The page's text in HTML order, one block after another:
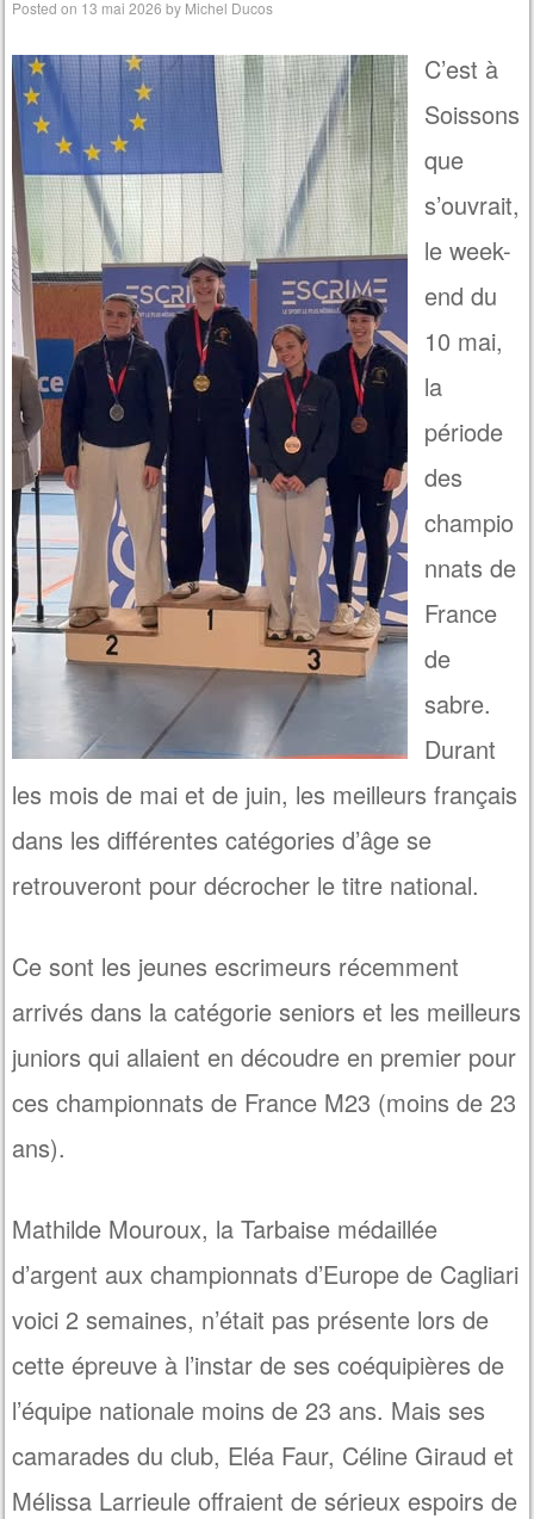
Posted on 13 mai 2026 by Michel Ducos
C’est à
Soissons
que
s’ouvrait,
le week-
end du
10 mai,
la
période
des
champio
nnats de
France
de
sabre.
Durant
les mois de mai et de juin, les meilleurs français
dans les différentes catégories d’âge se
retrouveront pour décrocher le titre national.
Ce sont les jeunes escrimeurs récemment
arrivés dans la catégorie seniors et les meilleurs
juniors qui allaient en découdre en premier pour
ces championnats de France M23 (moins de 23
ans).
Mathilde Mouroux, la Tarbaise médaillée
d’argent aux championnats d’Europe de Cagliari
voici 2 semaines, n’était pas présente lors de
cette épreuve à l’instar de ses coéquipières de
l’équipe nationale moins de 23 ans. Mais ses
camarades du club, Eléa Faur, Céline Giraud et
Mélissa Larrieule offraient de sérieux espoirs de